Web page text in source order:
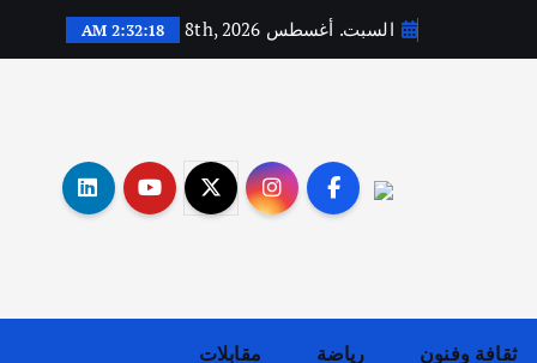
السبت. أغسطس 8th, 2026 2:32:19 AM
ثقافة وفنون رياضة مقابلات